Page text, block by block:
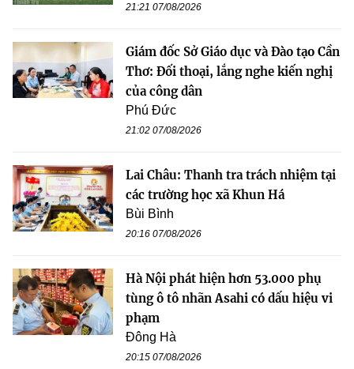
21:21 07/08/2026
Giám đốc Sở Giáo dục và Đào tạo Cần
Thơ: Đối thoại, lắng nghe kiến nghị
của công dân
Phú Đức
21:02 07/08/2026
Lai Châu: Thanh tra trách nhiệm tại
các trường học xã Khun Há
Bùi Bình
20:16 07/08/2026
Hà Nội phát hiện hơn 53.000 phụ
tùng ô tô nhãn Asahi có dấu hiệu vi
phạm
Đông Hà
20:15 07/08/2026